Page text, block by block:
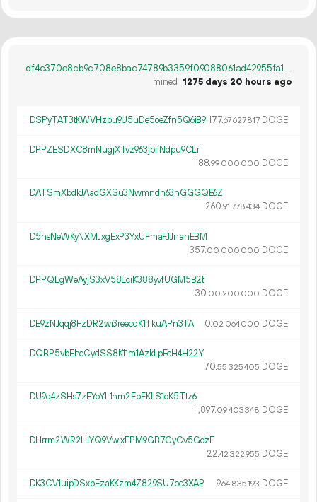
df4c370e8cb9c708e8bac74789b3359f09088061ad42955fa1fa064de6f00d04
mined 1275 days 20 hours ago
DSPyTAT3tKWVHzbu9U5uDe5oeZfn5Q6iB9 177.67627817 DOGE
DPPZESDXC8mNugjXTvz963jpriNdpu9CLr
188.99 000 000 DOGE
DATSmXbdkJAadGXSu3Nwmndn63hGGGQE6Z
260.91 778434 DOGE
D5hsNeWKyNXMJxgExP3YxUFmaFJJnanEBM
357.00 000 000 DOGE
DPPQLgWeAyjS3xV58LciK388yvfUGM5B2t
30.00 200 000 DOGE
DE9zNJqqj8FzDR2wi3reecqK1TkuAPn3TA 0.02 064000 DOGE
DQBP5vbEhcCydSS8K11m1AzkLpFeH4H22Y
70.55 325405 DOGE
DU9q4zSHs7zFYoYL1nm2EbFKLS1oK5Ttz6
1 897.09403348 DOGE
DHrrm2WR2LJYQ9VwjxFPM9GB7GyCv5GdzE
22.42 322955 DOGE
DK3CV1uipDSxbEzaKKzm4Z829SU7oc3XAP 9.64 835193 DOGE